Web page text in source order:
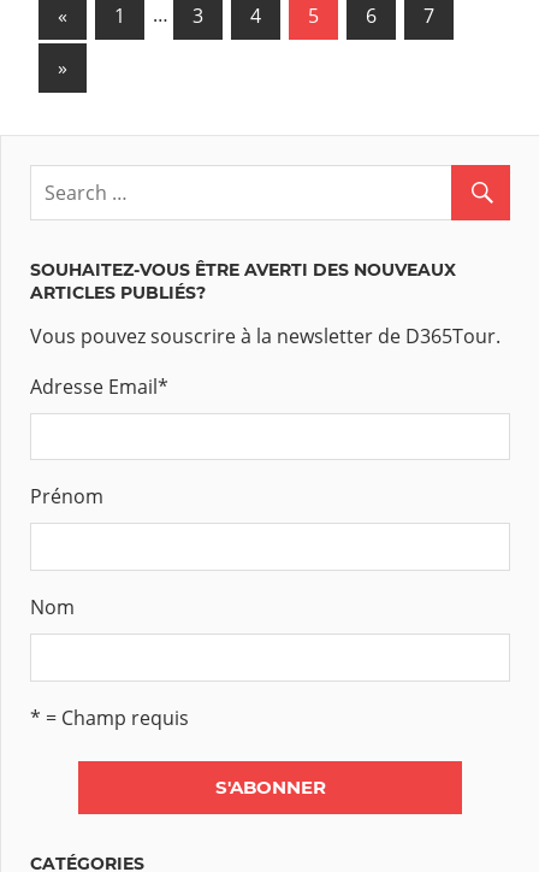
Navigation
des
articles
« Previous
Posts
1 … 3 4 5 6
7
Next
Posts
»
SOUHAITEZ-VOUS ÊTRE AVERTI DES NOUVEAUX
ARTICLES PUBLIÉS?
Vous pouvez souscrire à la newsletter de D365Tour.
Adresse Email*
Prénom
Nom
* = Champ requis
CATÉGORIES